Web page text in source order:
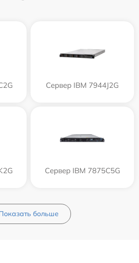
Сервер IBM 7944J2G
Сервер IBM 7875C5G
больше